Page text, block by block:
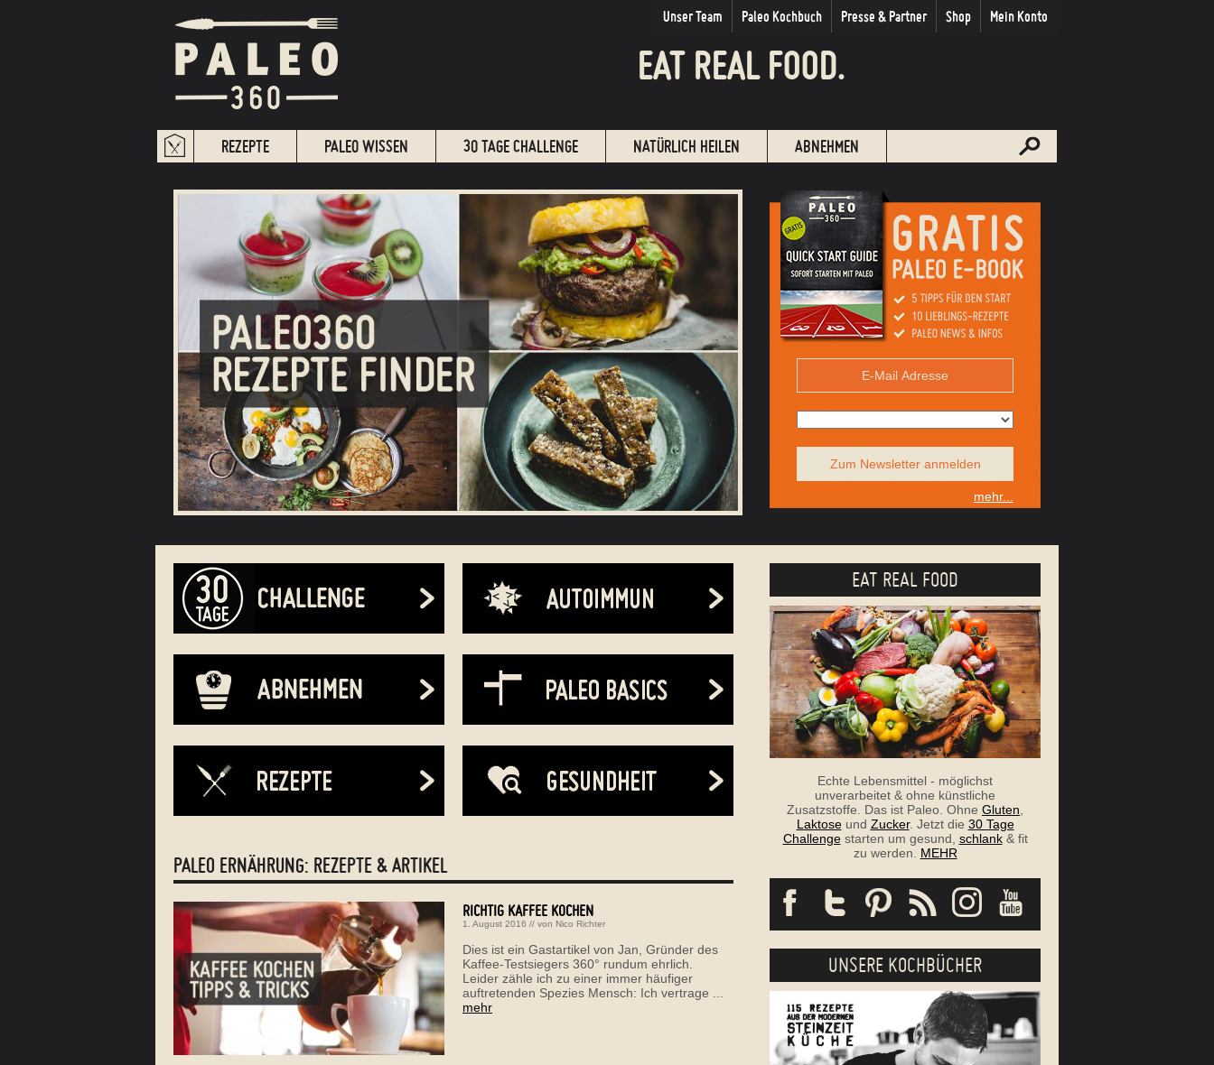
EAT REAL FOOD.
Unser Team Paleo Kochbuch Presse & Partner Shop Mein Konto
REZEPTE PALEO WISSEN 30 TAGE CHALLENGE NATÜRLICH HEILEN ABNEHMEN
Zum Newsletter anmelden
mehr...
PALEO ERNÄHRUNG: REZEPTE & ARTIKEL
RICHTIG KAFFEE KOCHEN
1. August 2016 // von Nico Richter
Dies ist ein Gastartikel von Jan, Gründer des
Kaffee-Testsiegers 360° rundum ehrlich.
Leider zähle ich zu einer immer häufiger
auftretenden Spezies Mensch: Ich vertrage ...
mehr
EAT REAL FOOD
Echte Lebensmittel - möglichst
unverarbeitet & ohne künstliche
Zusatzstoffe. Das ist Paleo. Ohne Gluten,
Laktoseund Zucker. Jetzt die 30 Tage
Challengestarten um gesund, schlank& fit
zu werden. MEHR
UNSERE KOCHBÜCHER